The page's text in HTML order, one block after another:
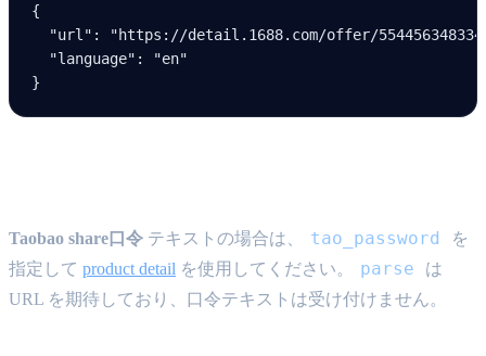
{
  "url"
:
"https://detail.1688.com/offer/
  "language"
:
"en"
}
Taobao share口令 テキストの場合は、 tao_password
を
指定して product detail を使用してください。 parse
は
URL を期待しており、口令テキストは受け付けません。